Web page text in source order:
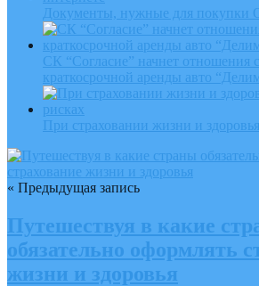
Документы, нужные для покупки
СК “Согласие” начнет отношения
краткосрочной аренды авто
При страховании жизни и
« Предыдущая запись
Путешествуя в какие
обязательно оформлять
жизни и здоровья